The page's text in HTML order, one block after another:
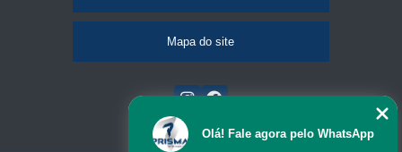
Mapa do site
Olá! Fale agora pelo WhatsApp